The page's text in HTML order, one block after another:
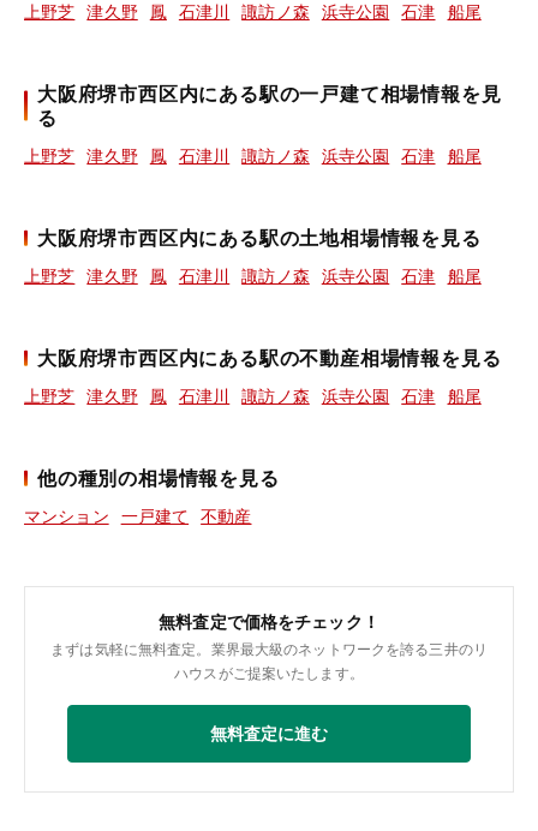
上野芝 津久野 鳳 石津川 諏訪ノ森 浜寺公園 石津 船尾
大阪府堺市西区内にある駅の一戸建て相場情報を見
る
上野芝 津久野 鳳 石津川 諏訪ノ森 浜寺公園 石津 船尾
大阪府堺市西区内にある駅の土地相場情報を見る
上野芝 津久野 鳳 石津川 諏訪ノ森 浜寺公園 石津 船尾
大阪府堺市西区内にある駅の不動産相場情報を見る
上野芝 津久野 鳳 石津川 諏訪ノ森 浜寺公園 石津 船尾
他の種別の相場情報を見る
マンション 一戸建て 不動産
無料査定で価格をチェック！
まずは気軽に無料査定。業界最大級のネットワークを誇る三井のリ
ハウスがご提案いたします。
無料査定に進む